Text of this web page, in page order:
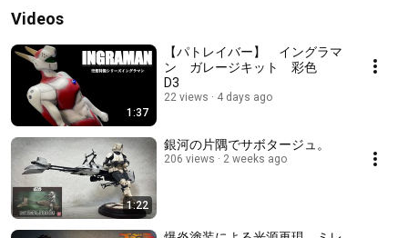
Videos
1:37
【パトレイバー】 イングラマ
ン ガレージキット 彩色
D3
22 views 4 days ago
1:22
銀河の片隅でサボタージュ。
206 views 2 weeks ago